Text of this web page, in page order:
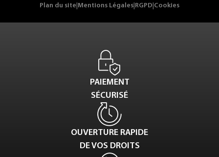
Plan du site Mentions Légales RGPD Cookies
PAIEMENT
SÉCURISÉ
OUVERTURE RAPIDE
DE VOS DROITS